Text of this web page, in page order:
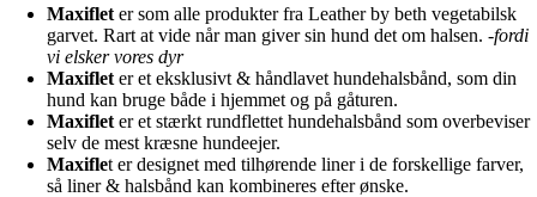
Maxiflet er som alle produkter fra Leather by beth vegetabilsk
garvet. Rart at vide når man giver sin hund det om halsen.-fordi
vi elsker vores dyr
Maxiflet er et eksklusivt & håndlavet hundehalsbånd, som din
hund kan bruge både i hjemmet og på gåturen.
Maxiflet er et stærkt rundflettet hundehalsbånd som overbeviser
selv de mest kræsne hundeejer.
Maxiflet er designet med tilhørende liner i de forskellige farver,
så liner & halsbånd kan kombineres efter ønske.